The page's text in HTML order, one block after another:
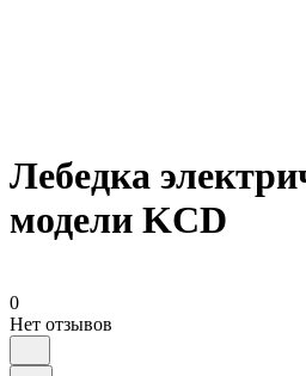
Лебедка
модели KCD
0
Нет отзывов